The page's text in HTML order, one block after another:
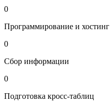
0
Программирование и хостинг
0
Сбор информации
0
Подготовка кросс-таблиц